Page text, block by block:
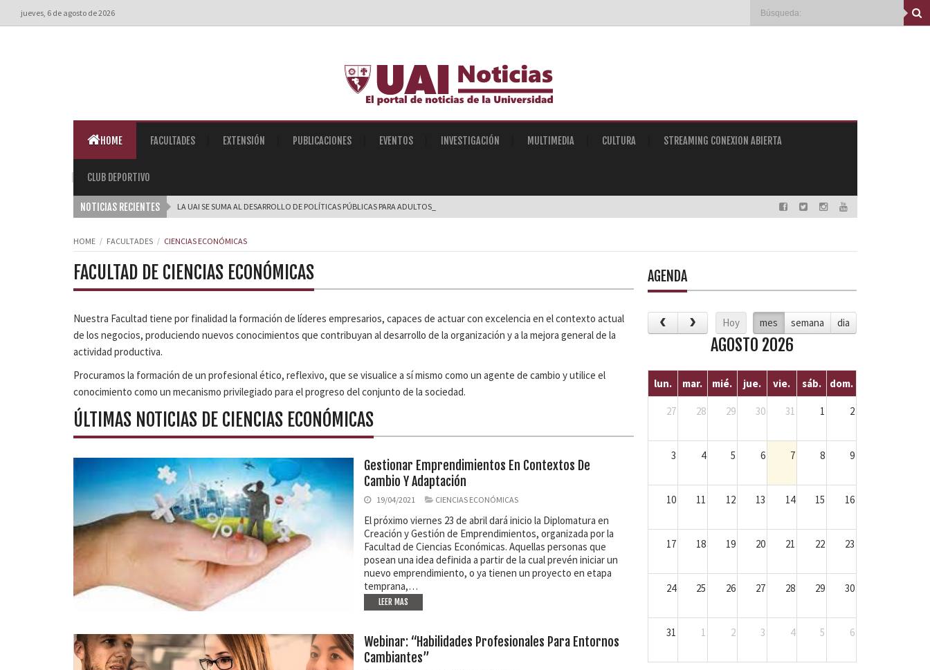
jueves, 6 de agosto de 2026
HOME FACULTADES EXTENSIÓN PUBLICACIONES EVENTOS INVESTIGACIÓN MULTIMEDIA CULTURA STREAMING CONEXION ABIERTA
CLUB DEPORTIVO
NOTICIAS RECIENTES LA UAI SE SUMA AL DESARROLLO DE POLÍTICAS PÚBLICAS PARA ADULTOS MAYORES EN ROSAR |
HOME FACULTADES CIENCIAS ECONÓMICAS
FACULTAD DE CIENCIAS ECONÓMICAS
Nuestra Facultad tiene por finalidad la formación de líderes empresarios, capaces de actuar con excelencia en el contexto actual
de los negocios, produciendo nuevos conocimientos que contribuyan al desarrollo de la organización y a la mejora general de la
actividad productiva.
Procuramos la formación de un profesional ético, reflexivo, que se visualice a sí mismo como un agente de cambio y utilice el
conocimiento como un mecanismo privilegiado para el progreso del conjunto de la sociedad.
ÚLTIMAS NOTICIAS DE CIENCIAS ECONÓMICAS
Gestionar Emprendimientos En Contextos De
Cambio Y Adaptación
19/04/2021 CIENCIAS ECONÓMICAS
El próximo viernes 23 de abril dará inicio la Diplomatura en
Creación y Gestión de Emprendimientos, organizada por la
Facultad de Ciencias Económicas. Aquellas personas que
posean una idea definida a partir de la cual prevén iniciar un
nuevo emprendimiento, o ya tienen un proyecto en etapa
temprana,…
LEER MAS
Webinar: “Habilidades Profesionales Para Entornos
Cambiantes”
AGENDA
Hoy mes semana dia
AGOSTO 2026
lun. mar. mié. jue. vie. sáb. dom.
27 28 29 30 31 1 2
3 4 5 6 7 8 9
10 11 12 13 14 15 16
17 18 19 20 21 22 23
24 25 26 27 28 29 30
31 1 2 3 4 5 6